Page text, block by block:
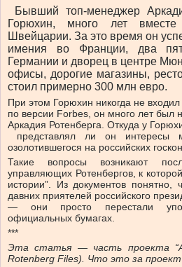
Бывший топ-менеджер
Горюхин, много лет
Швейцарии. За это время он
имения во Франции, два
Германии и дворец в центре
офисы, дорогие магазины,
стоил примерно 300 млн евро.
При этом Горюхин никогда не входил
по версии Forbes, он много лет
Аркадия Ротенберга. Откуда у
представлял ли он интересы
озолотившегося на российских
Такие вопросы возникают
управляющих Ротенбергов, к
истории”. Из документов понятно,
давних приятелей российского
— они просто перестали
официальных бумагах.
***
Эта статья — часть проекта
Rotenberg Files). Что это за